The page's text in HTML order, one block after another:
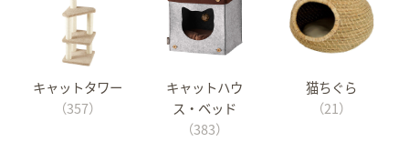
キャットタワー
（357）
キャットハウ
ス・ベッド
（383）
猫ちぐら
（21）